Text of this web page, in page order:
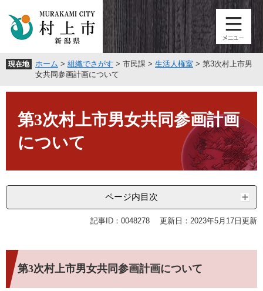
頭
す
飛
し
現在地 ホーム > 組織でさがす > 市民課 > 生活人権室 > 第3次村上市男
女共同参画計画について
第3次村上市男女共同参画計画
について
ページ内目次
記事ID：0048278 更新日：2023年5月17日更新
第3次村上市男女共同参画計画について